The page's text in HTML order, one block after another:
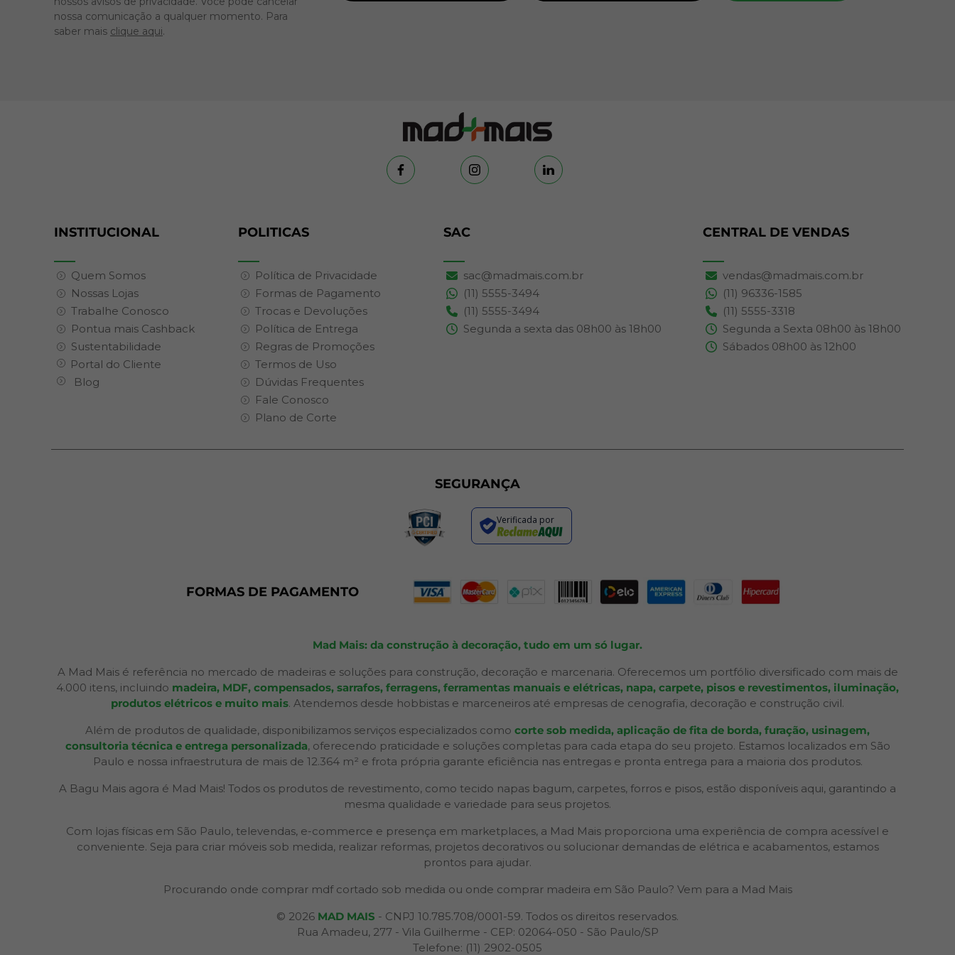
nossa comunicação a qualquer momento. Para
saber mais clique aqui.
INSTITUCIONAL
Quem Somos
Nossas Lojas
Trabalhe Conosco
Pontua mais Cashback
Sustentabilidade
Portal do Cliente
Blog
POLITICAS
Política de Privacidade
Formas de Pagamento
Trocas e Devoluções
Política de Entrega
Regras de Promoções
Termos de Uso
Dúvidas Frequentes
Fale Conosco
Plano de Corte
SAC
sac@madmais.com.br
(11) 5555-3494
(11) 5555-3494
Segunda a sexta das 08h00 às 18h00
CENTRAL DE VENDAS
vendas@madmais.com.br
(11) 96336-1585
(11) 5555-3318
Segunda a Sexta 08h00 às 18h00
Sábados 08h00 às 12h00
SEGURANÇA
Verificada por
FORMAS DE PAGAMENTO
Mad Mais: da construção à decoração, tudo em um só lugar.
A Mad Mais é referência no mercado de madeiras e soluções para construção, decoração e marcenaria. Oferecemos um portfólio diversificado com mais de
4.000 itens, incluindo madeira, MDF, compensados, sarrafos, ferragens, ferramentas manuais e elétricas, napa, carpete, pisos e revestimentos, iluminação,
produtos elétricos e muito mais. Atendemos desde hobbistas e marceneiros até empresas de cenografia, decoração e construção civil.
Além de produtos de qualidade, disponibilizamos serviços especializados como corte sob medida, aplicação de fita de borda, furação, usinagem,
consultoria técnica e entrega personalizada, oferecendo praticidade e soluções completas para cada etapa do seu projeto. Estamos localizados em São
Paulo e nossa infraestrutura de mais de 12.364 m² e frota própria garante eficiência nas entregas e pronta entrega para a maioria dos produtos.
A Bagu Mais agora é Mad Mais! Todos os produtos de revestimento, como tecido napas bagum, carpetes, forros e pisos, estão disponíveis aqui, garantindo a
mesma qualidade e variedade para seus projetos.
Com lojas físicas em São Paulo, televendas, e-commerce e presença em marketplaces, a Mad Mais proporciona uma experiência de compra acessível e
conveniente. Seja para criar móveis sob medida, realizar reformas, projetos decorativos ou solucionar demandas de elétrica e acabamentos, estamos
prontos para ajudar.
Procurando onde comprar mdf cortado sob medida ou onde comprar madeira em São Paulo? Vem para a Mad Mais
© 2026 MAD MAIS - CNPJ 10.785.708/0001-59. Todos os direitos reservados.
Rua Amadeu, 277 - Vila Guilherme - CEP: 02064-050 - São Paulo/SP
Telefone: (11) 2902-0505